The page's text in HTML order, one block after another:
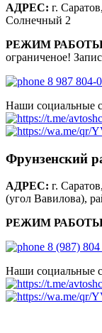
АДРЕС: г.
Солнечный 2
РЕЖИМ
ограниченое!
8 987 804-
Наши социальные
Фрунзенский
АДРЕС: г.
(угол Вавилова),
РЕЖИМ
8 (987)
Наши социальные